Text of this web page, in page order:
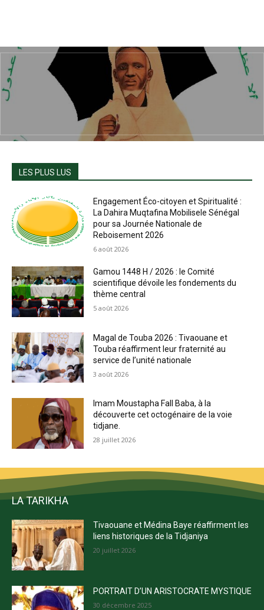
LES PLUS LUS
Engagement Éco-citoyen et Spiritualité :
La Dahira Muqtafina Mobilisele Sénégal
pour sa Journée Nationale de
Reboisement 2026
6 août 2026
Gamou 1448 H / 2026 : le Comité
scientifique dévoile les fondements du
thème central
5 août 2026
Magal de Touba 2026 : Tivaouane et
Touba réaffirment leur fraternité au
service de l’unité nationale
3 août 2026
Imam Moustapha Fall Baba, à la
découverte cet octogénaire de la voie
tidjane.
28 juillet 2026
LA TARIKHA
Tivaouane et Médina Baye réaffirment les
liens historiques de la Tidjaniya
20 juillet 2026
PORTRAIT D’UN ARISTOCRATE MYSTIQUE
30 décembre 2025